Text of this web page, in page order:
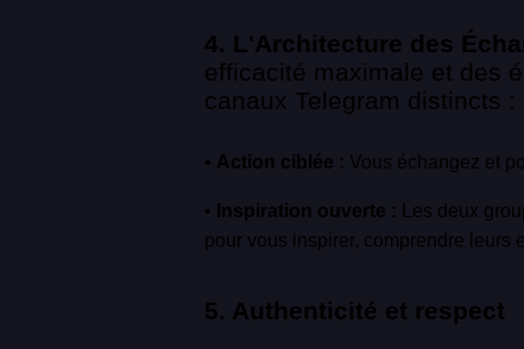
4. L'Architecture des
efficacité maximale et des
canaux Telegram distincts :
• Action ciblée : Vous échangez et
• Inspiration ouverte : Les deux
pour vous inspirer, comprendre leurs
5. Authenticité et respect